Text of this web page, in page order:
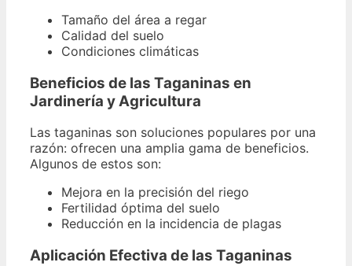
Tamaño del área a regar
Calidad del suelo
Condiciones climáticas
Beneficios de las Taganinas en
Jardinería y Agricultura
Las taganinas son soluciones populares por una
razón: ofrecen una amplia gama de beneficios.
Algunos de estos son:
Mejora en la precisión del riego
Fertilidad óptima del suelo
Reducción en la incidencia de plagas
Aplicación Efectiva de las Taganinas